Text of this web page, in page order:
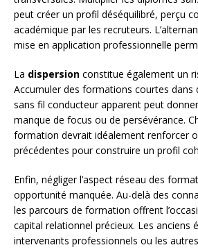
peut créer un profil déséquilibré, perçu
académique par les recruteurs.
mise en application professionnelle
La dispersion constitue également un
Accumuler des formations courtes dans
sans fil conducteur apparent peut donner
manque de focus ou de persévérance.
formation devrait idéalement renforcer
précédentes pour construire un profil
Enfin, négliger l’aspect réseau des
opportunité manquée. Au-delà des
les parcours de formation offrent
capital relationnel précieux. Les anciens
intervenants professionnels ou les